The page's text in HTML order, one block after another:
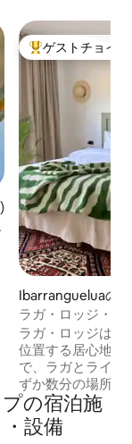
件、5つ星中4.75つ
大好評のゲスト
ゲストチョイス
Ibarrangueluaの
ラガ・ロッジ・バ
かなB&B
ラガ・ロッジは、
位置する居心地の
で、ラガとライダ
ずか数分の場所にありま
ックスして、自宅
所を作りました
村にあるロッジ
の宿泊施
設備